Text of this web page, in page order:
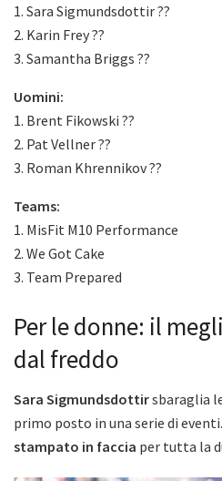
1. Sara Sigmundsdottir ??
2. Karin Frey ??
3. Samantha Briggs ??
Uomini:
1. Brent Fikowski ??
2. Pat Vellner ??
3. Roman Khrennikov ??
Teams:
1. MisFit M10 Performance
2. We Got Cake
3. Team Prepared
Per le donne: il
dal freddo
Sara Sigmundsdottirsbaraglia
primo posto in una serie di
stampato in faccia per tutta la